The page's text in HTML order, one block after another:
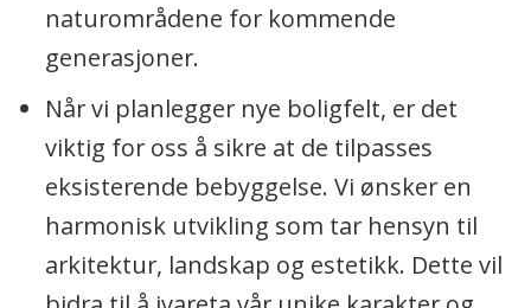
naturområdene for kommende
generasjoner.
Når vi planlegger nye boligfelt, er det
viktig for oss å sikre at de tilpasses
eksisterende bebyggelse. Vi ønsker en
harmonisk utvikling som tar hensyn til
arkitektur, landskap og estetikk. Dette vil